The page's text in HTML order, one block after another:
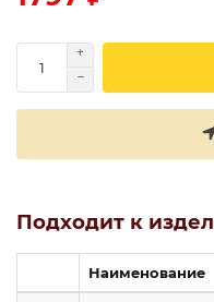
Подходит к
Наименование